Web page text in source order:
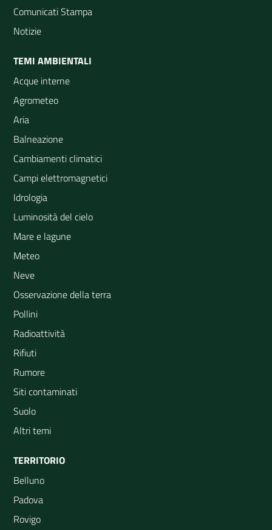
Comunicati Stampa
Notizie
TEMI AMBIENTALI
Acque interne
Agrometeo
Aria
Balneazione
Cambiamenti climatici
Campi elettromagnetici
Idrologia
Luminosità del cielo
Mare e lagune
Meteo
Neve
Osservazione della terra
Pollini
Radioattività
Rifiuti
Rumore
Siti contaminati
Suolo
Altri temi
TERRITORIO
Belluno
Padova
Rovigo